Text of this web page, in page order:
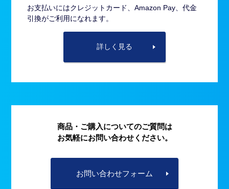
お支払いにはクレジットカード、Amazon Pay、代金
引換がご利用になれます。
詳しく見る
商品・ご購入についてのご質問は
お気軽にお問い合わせください。
お問い合わせフォーム